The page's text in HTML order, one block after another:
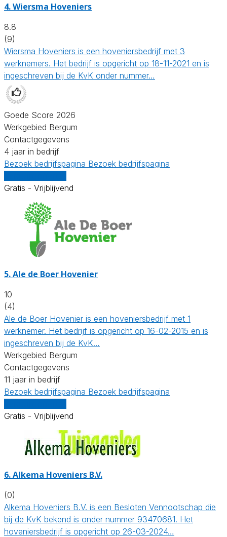
4.Wiersma Hoveniers
8.8
(9)
Wiersma Hoveniers is een hoveniersbedrijf met 3
werknemers. Het bedrijf is opgericht op 18-11-2021 en is
ingeschreven bij de KvK onder nummer…
Goede Score 2026
Werkgebied Bergum
Contactgegevens
4 jaar in bedrijf
Bezoek bedrijfspagina Bezoek bedrijfspagina
Gratis - Vrijblijvend
5.Ale de Boer Hovenier
10
(4)
Ale de Boer Hovenier is een hoveniersbedrijf met 1
werknemer. Het bedrijf is opgericht op 16-02-2015 en is
ingeschreven bij de KvK…
Werkgebied Bergum
Contactgegevens
11 jaar in bedrijf
Bezoek bedrijfspagina Bezoek bedrijfspagina
Gratis - Vrijblijvend
6.Alkema Hoveniers B.V.
(0)
Alkema Hoveniers B.V. is een Besloten Vennootschap die
bij de KvK bekend is onder nummer 93470681. Het
hoveniersbedrijf is opgericht op 26-03-2024…